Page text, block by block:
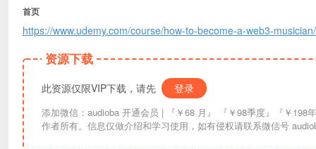
首页
https://www.udemy.com/course/how-to-become-a-web3-musician/
资源下载
此资源仅限VIP下载，请先 登录
添加微信：audioba 开通会员 | 『￥68 月』 『￥98季度』『￥198年』『￥298终生』| 链接失效请联系更换。资讯信息均来自互联网索引，版权归原
作者所有。信息仅做介绍和学习使用，如有侵权请联系微信号